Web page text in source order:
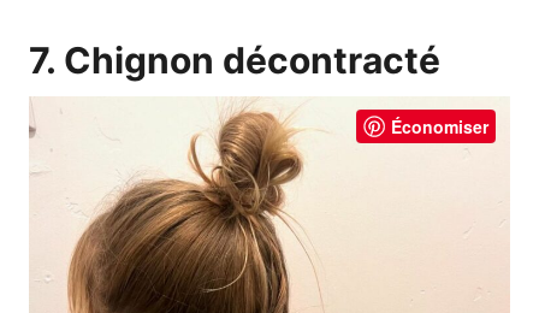
7. Chignon décontracté
Économiser